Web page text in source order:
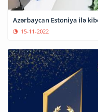
Azərbaycan Estoniya ilə
15-11-2022